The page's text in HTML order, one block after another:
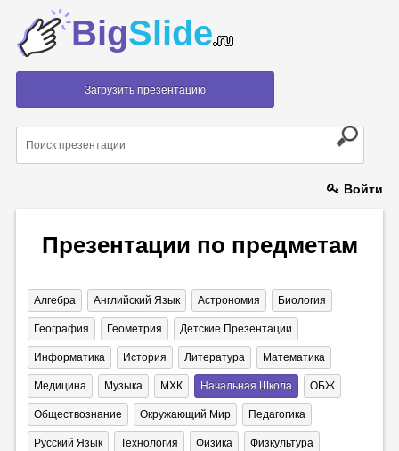
BigSlide.ru
Загрузить презентацию
Войти
Презентации по предметам
Алгебра Английский Язык Астрономия Биология
География Геометрия Детские Презентации
Информатика История Литература Математика
Медицина Музыка МХК Начальная Школа ОБЖ
Обществознание Окружающий Мир Педагогика
Русский Язык Технология Физика Физкультура